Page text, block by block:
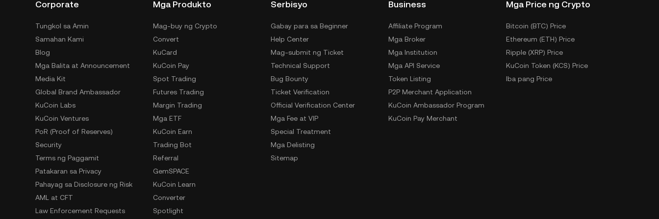
Corporate
Tungkol sa Amin
Samahan Kami
Blog
Mga Balita at Announcement
Media Kit
Global Brand Ambassador
KuCoin Labs
KuCoin Ventures
PoR (Proof of Reserves)
Security
Terms ng Paggamit
Patakaran sa Privacy
Pahayag sa Disclosure ng Risk
AML at CFT
Law Enforcement Requests
Mga Produkto
Mag-buy ng Crypto
Convert
KuCard
KuCoin Pay
Spot Trading
Futures Trading
Margin Trading
Mga ETF
KuCoin Earn
Trading Bot
Referral
GemSPACE
KuCoin Learn
Converter
Spotlight
Serbisyo
Gabay para sa Beginner
Help Center
Mag-submit ng Ticket
Technical Support
Bug Bounty
Ticket Verification
Official Verification Center
Mga Fee at VIP
Special Treatment
Mga Delisting
Sitemap
Business
Affiliate Program
Mga Broker
Mga Institution
Mga API Service
Token Listing
P2P Merchant Application
KuCoin Ambassador Program
KuCoin Pay Merchant
Mga Price ng Crypto
Bitcoin (BTC) Price
Ethereum (ETH) Price
Ripple (XRP) Price
KuCoin Token (KCS) Price
Iba pang Price